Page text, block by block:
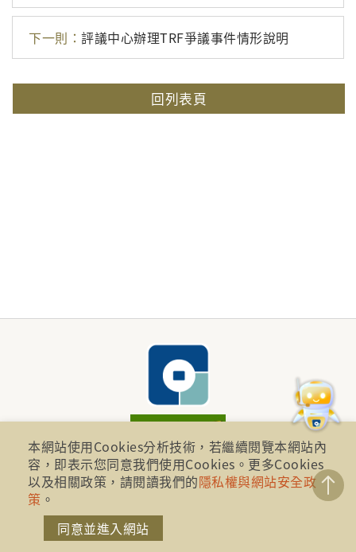
下一則： 評議中心辦理TRF爭議事件情形說明
回列表頁
財團法人金融消費評議中心 著作權所有
地址：10041台北市忠孝西路一段四號17樓(崇聖大樓)
電話：886-2-2316-1288
本網站使用Cookies分析技術，若繼續閱覽本網站內
容，即表示您同意我們使用Cookies。更多Cookies
以及相關政策，請閱讀我們的隱私權與網站安全政
策 。
同意並進入網站